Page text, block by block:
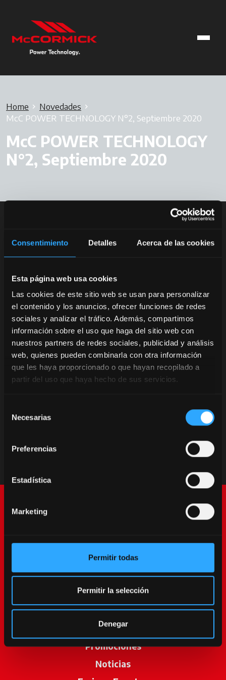
Consentimiento Detalles Acerca de las cookies
Esta página web usa cookies
Las cookies de este sitio web se usan para personalizar
el contenido y los anuncios, ofrecer funciones de redes
sociales y analizar el tráfico. Además, compartimos
información sobre el uso que haga del sitio web con
nuestros partners de redes sociales, publicidad y análisis
web, quienes pueden combinarla con otra información
que les haya proporcionado o que hayan recopilado a
partir del uso que haya hecho de sus servicios.
Necesarias
Preferencias
Estadística
Marketing
Permitir todas
Permitir la selección
Denegar
Home
Novedades
McC POWER TECHNOLOGY N°2, Septiembre 2020
McC POWER TECHNOLOGY
N°2, Septiembre 2020
McCormick World
Productos
Servicios
Promociones
Noticias